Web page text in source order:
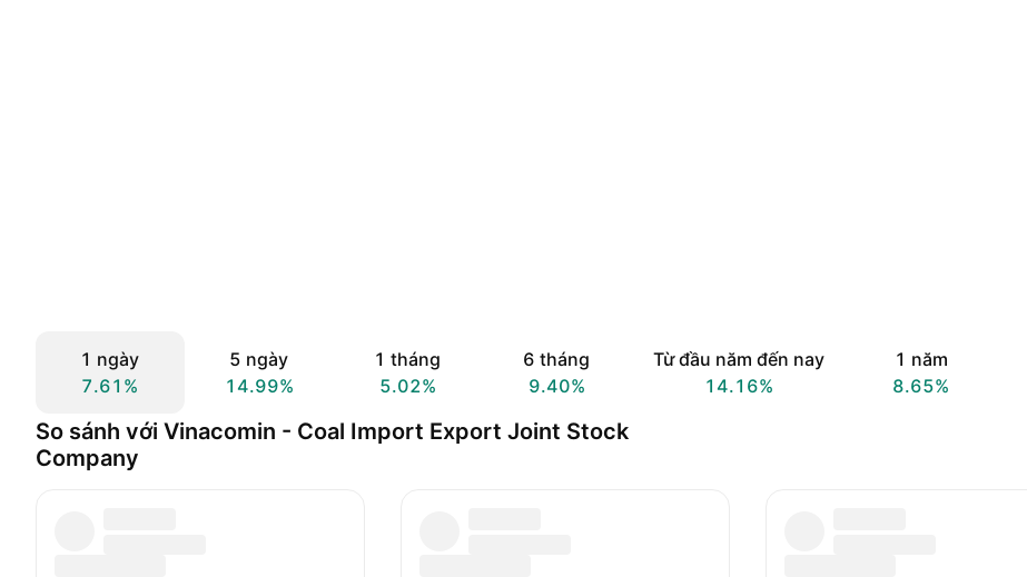
1 ngày
7.61%
5 ngày
14.99%
1 tháng
5.02%
6 tháng
9.40%
Từ đầu năm đến nay
14.16%
1 năm
8.65%
So sánh với Vinacomin - Coal Import Export Joint Stock
Company